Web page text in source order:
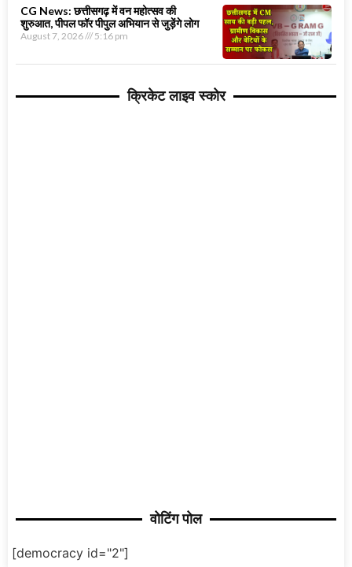
CG News: छत्तीसगढ़ में वन महोत्सव की
शुरुआत, पीपल फॉर पीपुल अभियान से जुड़ेंगे लोग
August 7, 2026 5:16 pm
क्रिकेट लाइव स्कोर
वोटिंग पोल
[democracy id="2"]